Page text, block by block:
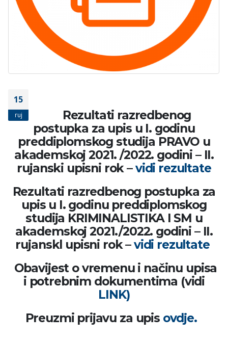
15
ruj
Rezultati razredbenog
postupka za upis u I. godinu
preddiplomskog studija PRAVOu
akademskoj 2021. /2022. godini – II.
rujanski upisni rok –vidi rezultate
Rezultati razredbenog postupka za
upis u I. godinupreddiplomskog
studija KRIMINALISTIKA I SM u
akademskoj 2021./2022. godini – II.
rujanskl upisni rok –vidi rezultate
Obavijesto vremenu i načinu upisa
i potrebnim dokumentima (vidi
LINK)
Preuzmi prijavu za upis ovdje.